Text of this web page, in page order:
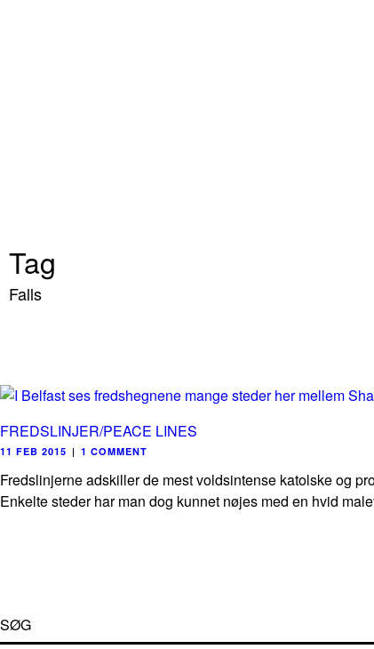
Tag
Falls
FREDSLINJER/PEACE LINES
11 FEB 2015 | 1 COMMENT
Fredslinjerne adskiller de mest voldsintense katolske og
Enkelte steder har man dog kunnet nøjes med en hvid
SØG